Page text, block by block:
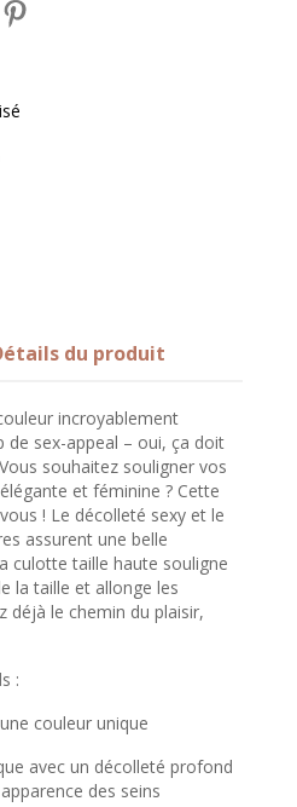
du produit
incroyablement
de sex-appeal – oui, ça doit
souhaitez souligner vos
et féminine ? Cette
! Le décolleté sexy et le
assurent une belle
culotte taille haute souligne
la taille et allonge les
déjà le chemin du plaisir,
:
couleur unique
avec un décolleté profond
des seins